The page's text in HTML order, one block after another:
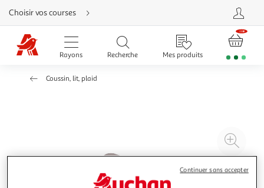
Aller
directement
au
contenu
Aller
directement
Aller
besoin
Choisir vos courses
Rayons Recherche Mes produits
Coussin, lit, plaid
à
Continuer sans accepter